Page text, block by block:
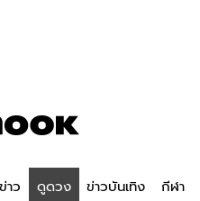
ข่าว ดูดวง ข่าวบันเทิง กีฬา